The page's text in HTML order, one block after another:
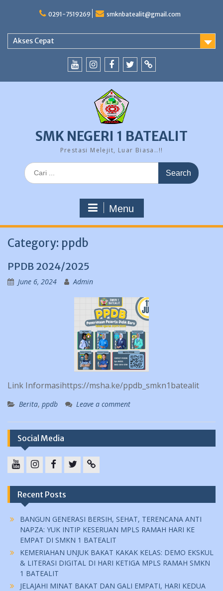
0291-7519269 smknbatealit@gmail.com
Akses Cepat
SMK NEGERI 1 BATEALIT
Prestasi Melejit, Luar Biasa..!!
Search
for:
Menu
Category: ppdb
PPDB 2024/2025
June 6, 2024 Admin
Link Informasihttps://msha.ke/ppdb_smkn1batealit
Berita, ppdb Leave a comment
Social Media
Recent Posts
BANGUN GENERASI BERSIH, SEHAT, TERENCANA ANTI
NAPZA: YUK INTIP KESERUAN MPLS RAMAH HARI KE
EMPAT DI SMKN 1 BATEALIT
KEMERIAHAN UNJUK BAKAT KAKAK KELAS: DEMO EKSKUL
& LITERASI DIGITAL DI HARI KETIGA MPLS RAMAH SMKN
1 BATEALIT
JELAJAHI MINAT BAKAT DAN GALI EMPATI, HARI KEDUA